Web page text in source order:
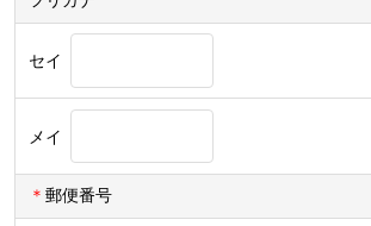
セイ
メイ
＊郵便番号